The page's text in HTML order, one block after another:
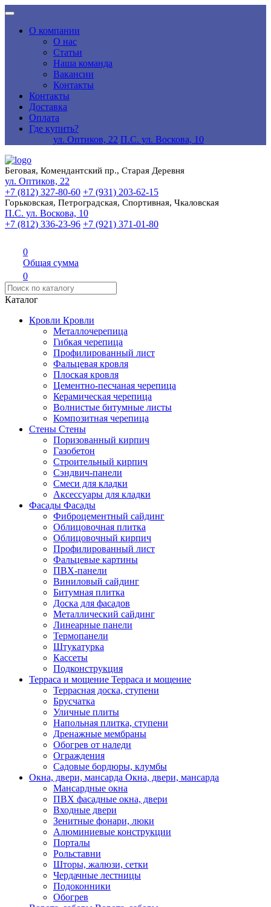
О компании
О нас
Статьи
Наша команда
Вакансии
Контакты
Контакты
Доставка
Оплата
Где купить?
ул. Оптиков, 22 П.С. ул. Воскова, 10
Беговая, Комендантский пр., Старая Деревня
ул. Оптиков, 22
+7 (812) 327-80-60 +7 (931) 203-62-15
Горьковская, Петроградская, Спортивная, Чкаловская
П.С. ул. Воскова, 10
+7 (812) 336-23-96 +7 (921) 371-01-80
0
Общая сумма
0
Каталог
Кровли Кровли
Металлочерепица
Гибкая черепица
Профилированный лист
Фальцевая кровля
Плоская кровля
Цементно-песчаная черепица
Керамическая черепица
Волнистые битумные листы
Композитная черепица
Стены Стены
Поризованный кирпич
Газобетон
Строительный кирпич
Сэндвич-панели
Смеси для кладки
Аксессуары для кладки
Фасады Фасады
Фиброцементный сайдинг
Облицовочная плитка
Облицовочный кирпич
Профилированный лист
Фальцевые картины
ПВХ-панели
Виниловый сайдинг
Битумная плитка
Доска для фасадов
Металлический сайдинг
Линеарные панели
Термопанели
Штукатурка
Кассеты
Подконструкция
Терраса и мощение Терраса и мощение
Террасная доска, ступени
Брусчатка
Уличные плиты
Напольная плитка, ступени
Дренажные мембраны
Обогрев от наледи
Ограждения
Садовые бордюры, клумбы
Окна, двери, мансарда Окна, двери, мансарда
Мансардные окна
ПВХ фасадные окна, двери
Входные двери
Зенитные фонари, люки
Алюминиевые конструкции
Порталы
Рольставни
Шторы, жалюзи, сетки
Чердачные лестницы
Подоконники
Обогрев